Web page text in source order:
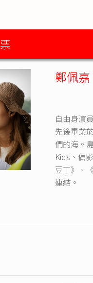
鄭佩嘉
自由身演
先後畢業
們的海。
Kids、偶
豆丁》、
連結。